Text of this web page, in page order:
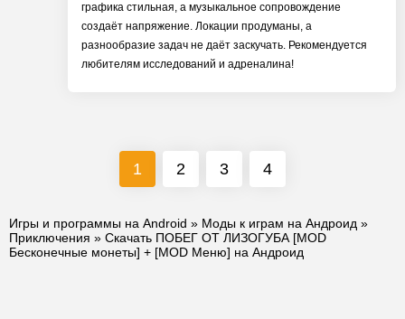
графика стильная, а музыкальное сопровождение
создаёт напряжение. Локации продуманы, а
разнообразие задач не даёт заскучать. Рекомендуется
любителям исследований и адреналина!
1 2 3 4
Игры и программы на Android » Моды к играм на Андроид »
Приключения » Скачать ПОБЕГ ОТ ЛИЗОГУБА [MOD
Бесконечные монеты] + [MOD Меню] на Андроид